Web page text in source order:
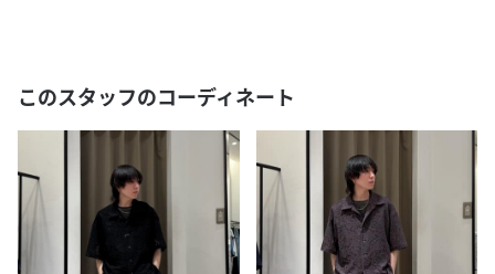
このスタッフのコーディネート